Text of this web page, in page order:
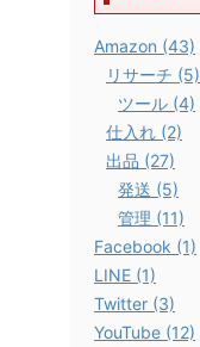
Amazon (43)
リサーチ (5)
ツール (4)
仕入れ (2)
出品 (27)
発送 (5)
管理 (11)
Facebook (1)
LINE (1)
Twitter (3)
YouTube (12)